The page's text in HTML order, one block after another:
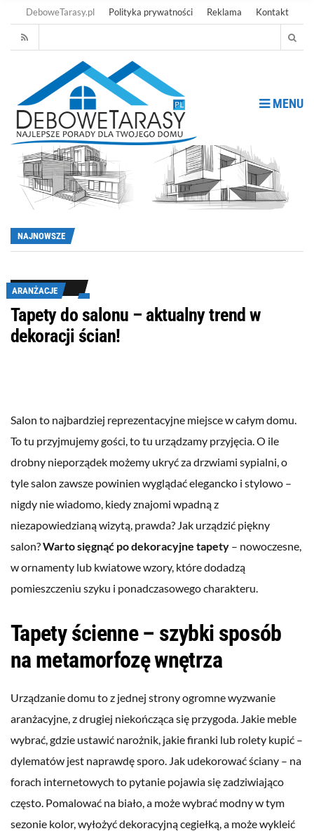
DeboweTarasy.pl Polityka prywatności Reklama Kontakt
MENU
NAJNOWSZE
ARANŻACJE
Tapety do salonu – aktualny trend w
dekoracji ścian!
Salon to najbardziej reprezentacyjne miejsce w całym domu.
To tu przyjmujemy gości, to tu urządzamy przyjęcia. O ile
drobny nieporządek możemy ukryć za drzwiami sypialni, o
tyle salon zawsze powinien wyglądać elegancko i stylowo –
nigdy nie wiadomo, kiedy znajomi wpadną z
niezapowiedzianą wizytą, prawda? Jak urządzić piękny
salon?Warto sięgnąć po dekoracyjne tapety – nowoczesne,
w ornamenty lub kwiatowe wzory, które dodadzą
pomieszczeniu szyku i ponadczasowego charakteru.
Tapety ścienne – szybki sposób
na metamorfozę wnętrza
Urządzanie domu to z jednej strony ogromne wyzwanie
aranżacyjne, z drugiej niekończąca się przygoda. Jakie meble
wybrać, gdzie ustawić narożnik, jakie firanki lub rolety kupić –
dylematów jest naprawdę sporo. Jak udekorować ściany – na
forach internetowych to pytanie pojawia się zadziwiająco
często. Pomalować na biało, a może wybrać modny w tym
sezonie kolor, wyłożyć dekoracyjną cegiełką, a może wykleić